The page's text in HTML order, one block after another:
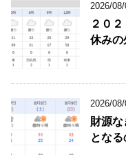
2026/08/
２０
休みの
2026/08/
財源
となる